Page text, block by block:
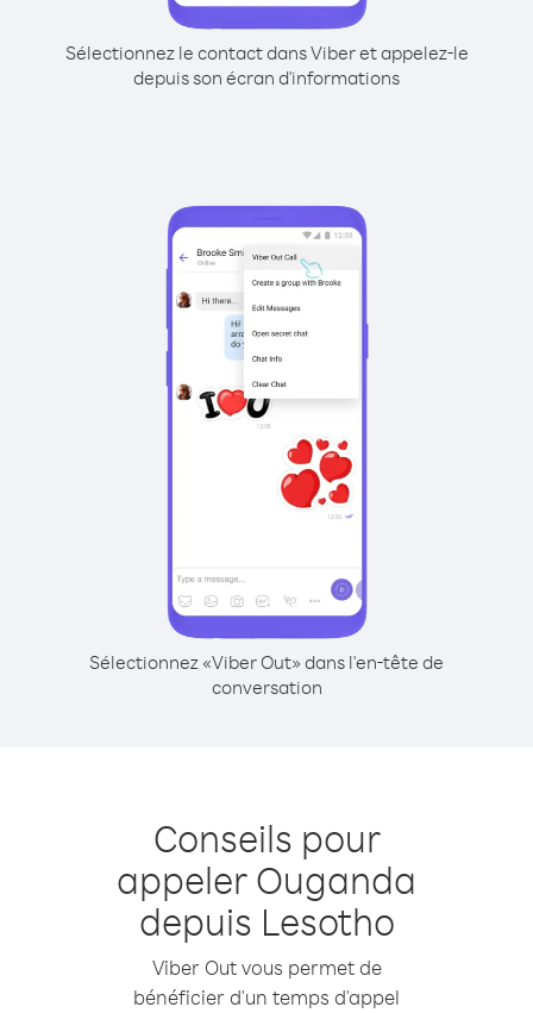
Sélectionnez le contact dans Viber et appelez-le
depuis son écran d'informations
Sélectionnez «Viber Out» dans l'en-tête de
conversation
Conseils pour
appeler Ouganda
depuis Lesotho
Viber Out vous permet de
bénéficier d'un temps d'appel